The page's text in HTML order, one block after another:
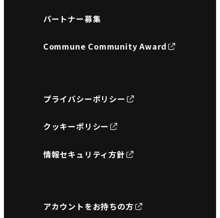
パートナー募集
Commune Community Award
プライバシーポリシー
クッキーポリシー
情報セキュリティ方針
アカウントをお持ちの方